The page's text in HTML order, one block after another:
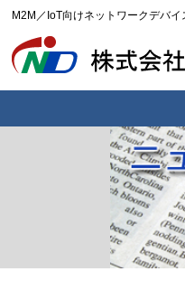
M2M／IoT向けネットワークデバ